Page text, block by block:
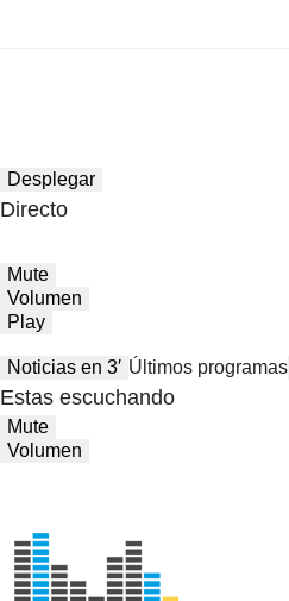
Desplegar
Directo
Mute
Volumen
Play
Noticias en 3′ Últimos programas
Estas escuchando
Mute
Volumen